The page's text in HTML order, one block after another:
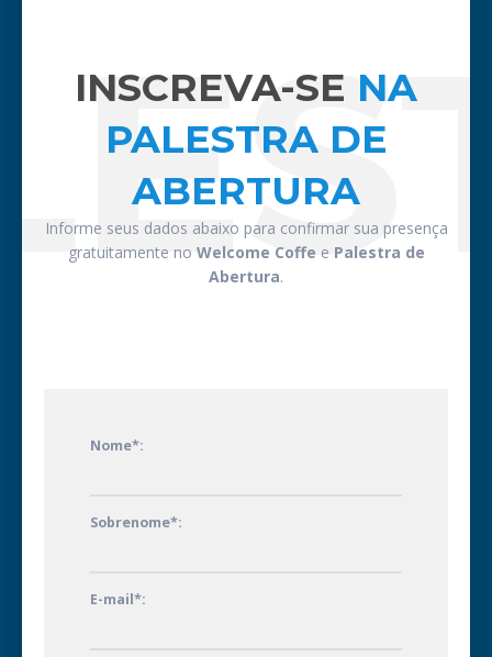
INSCREVA-SE NA
PALESTRA DE
ABERTURA
Informe seus dados abaixo para confirmar sua presença
gratuitamente no Welcome Coffe e Palestra de
Abertura.
Nome*:
Sobrenome*:
E-mail*: